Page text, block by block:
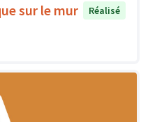
sur le mur
Réalisé